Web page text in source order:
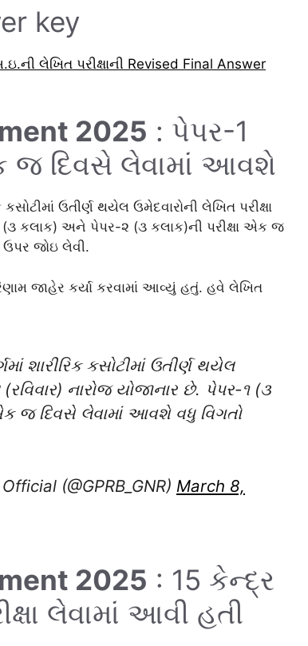
key
લેખિત પરીક્ષાની Revised Final Answer
2025 : પેપર-1
જ દિવસે લેવામાં આવશે
ઉતીર્ણ થયેલ ઉમેદવારોની લેખિત પરીક્ષા
(૩ કલાક) અને પેપર-૨ (૩ કલાક)ની પરીક્ષા એક જ
ઉપર જોઇ લેવી.
જાહેર કર્યા કરવામાં આવ્યું હતું. હવે લેખિત
શારીરિક કસોટીમાં ઉતીર્ણ થયેલ
(રવિવાર) નારોજ યોજાનાર છે. પેપર-૧ (૩
જ દિવસે લેવામાં આવશે વધુ વિગતો
(@GPRB_GNR) March 8,
2025 : 15 કેન્દ્ર
લેવામાં આવી હતી